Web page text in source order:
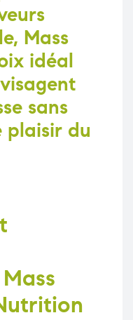
Mass
idéal
sans
plaisir du